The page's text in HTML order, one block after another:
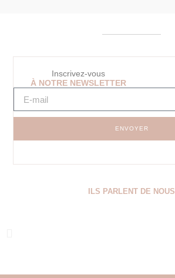
Inscrivez-vous
À NOTRE NEWSLETTER
ENVOYER
ILS PARLENT DE NOUS